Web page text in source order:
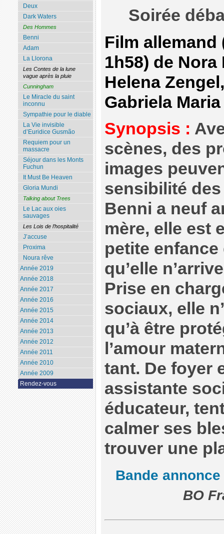
Soirée
Film allemand
1h58) de
Helena
Gabriela
Synopsis :
scènes, des
images
sensibilité
Benni a neuf
mère, elle est
petite
qu’elle
Prise en
sociaux, elle
qu’à être
l’amour
tant. De foyer
assistante
éducateur,
calmer ses
trouver une
Bande annonce
BO
Deux
Dark Waters
Des Hommes
Benni
Adam
La Llorona
Les Contes de la lune
vague après la pluie
Cunningham
Le Miracle du saint
inconnu
Sympathie pour le diable
La Vie invisible
d’Euridice Gusmão
Requiem pour un
massacre
Séjour dans les Monts
Fuchun
It Must Be Heaven
Gloria Mundi
Talking about Trees
Le Lac aux oies
sauvages
Les Lois de l’hospitalité
J’accuse
Proxima
Noura rêve
Année 2019
Année 2018
Année 2017
Année 2016
Année 2015
Année 2014
Année 2013
Année 2012
Année 2011
Année 2010
Année 2009
Rendez-vous